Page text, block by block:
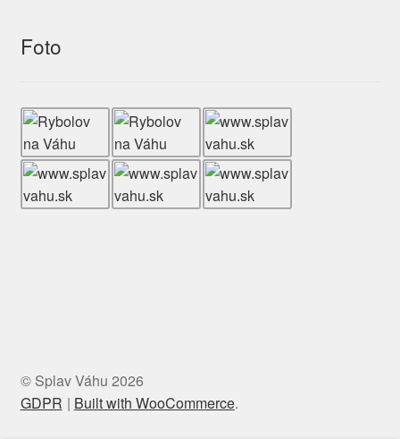
Foto
© Splav Váhu 2026
GDPR
Built with WooCommerce.